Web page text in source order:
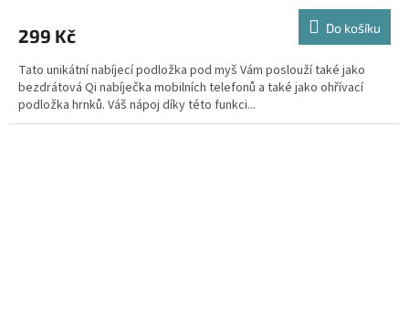
299 Kč Do košíku
Tato unikátní nabíjecí podložka pod myš Vám poslouží také jako
bezdrátová Qi nabíječka mobilních telefonů a také jako ohřívací
podložka hrnků. Váš nápoj díky této funkci...